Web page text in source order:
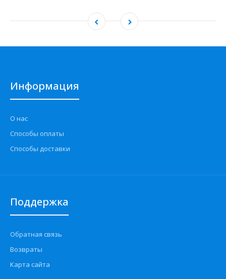
Информация
О нас
Способы оплаты
Способы доставки
Поддержка
Обратная связь
Возвраты
Карта сайта